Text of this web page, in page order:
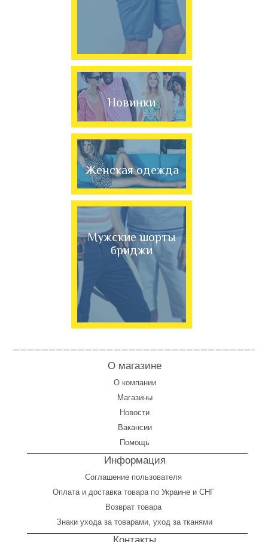
Новинки
Женская одежда
Мужские шорты
бриджи
О магазине
О компании
Магазины
Новости
Вакансии
Помощь
Информация
Соглашение пользователя
Оплата и доставка товара по Украине и СНГ
Возврат товара
Знаки ухода за товарами, уход за тканями